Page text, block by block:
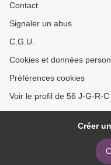
Contact
Signaler un abus
C.G.U.
Cookies et données
Préférences cookies
Voir le profil de 56 J-G-R-
Créer